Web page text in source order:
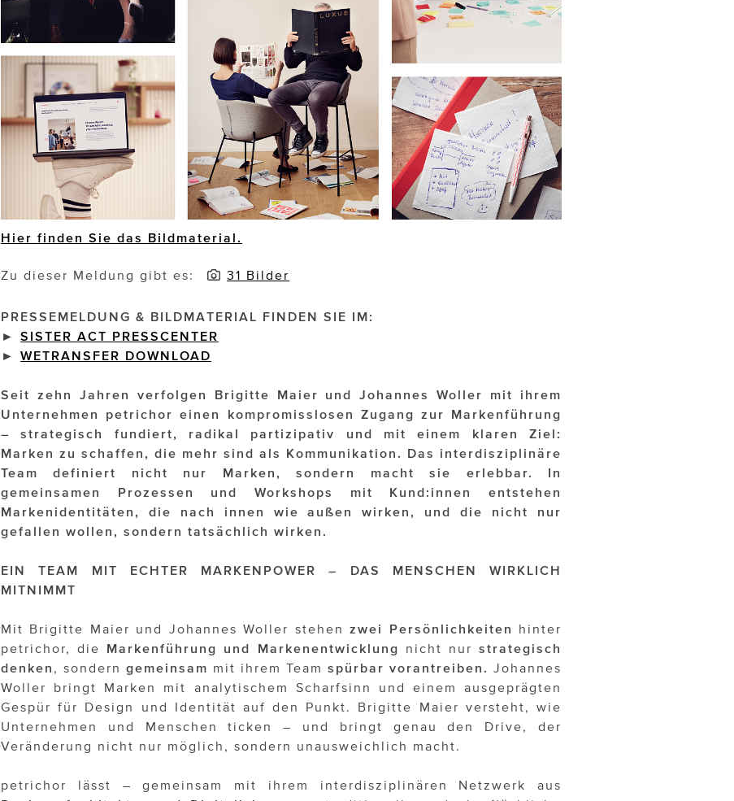
Hier finden Sie das Bildmaterial.
Zu dieser Meldung gibt es: 31 Bilder
PRESSEMELDUNG & BILDMATERIAL FINDEN SIE IM:
► SISTER ACT PRESSCENTER
► WETRANSFER DOWNLOAD
Seit zehn Jahren verfolgen Brigitte Maier und Johannes Woller mit ihrem
Unternehmen petrichor einen kompromisslosen Zugang zur Markenführung
– strategisch fundiert, radikal partizipativ und mit einem klaren Ziel:
Marken zu schaffen, die mehr sind als Kommunikation. Das interdisziplinäre
Team definiert nicht nur Marken, sondern macht sie erlebbar. In
gemeinsamen Prozessen und Workshops mit Kund:innen entstehen
Markenidentitäten, die nach innen wie außen wirken, und die nicht nur
gefallen wollen, sondern tatsächlich wirken.
EIN TEAM MIT ECHTER MARKENPOWER – DAS MENSCHEN WIRKLICH
MITNIMMT
Mit Brigitte Maier und Johannes Woller stehenzwei Persönlichkeiten
hinter
petrichor, die Markenführung und Markenentwicklung nicht nurstrategisch
denken , sondern gemeinsam mit ihrem Team spürbar vorantreiben. Johannes
Woller bringt Marken mit analytischem Scharfsinn und einem ausgeprägten
Gespür für Design und Identität auf den Punkt. Brigitte Maier versteht, wie
Unternehmen und Menschen ticken – und bringt genau den Drive, der
Veränderung nicht nur möglich, sondern unausweichlich macht.
petrichor lässt – gemeinsam mit ihrem interdisziplinären Netzwerk aus